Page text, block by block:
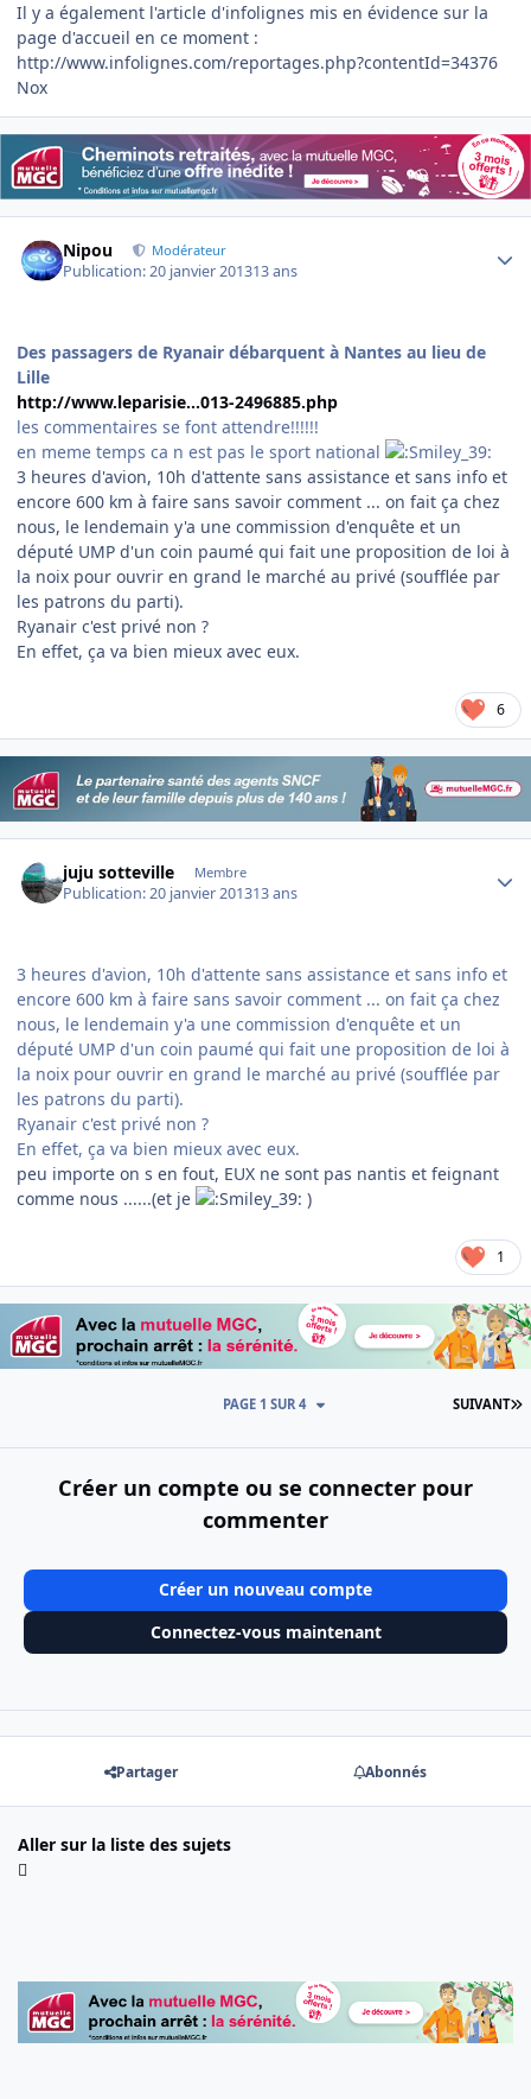
Il y a également l'article d'infolignes mis en évidence sur la
page d'accueil en ce moment :
http://www.infolignes.com/reportages.php?contentId=34376
Nox
Nipou Modérateur
Publication:20 janvier 201313 ans
Des passagers de Ryanair débarquent à Nantes au lieu de
Lille
http://www.leparisie...013-2496885.php
les commentaires se font attendre!!!!!!
en meme temps ca n est pas le sport national
3 heures d'avion, 10h d'attente sans assistance et sans info et
encore 600 km à faire sans savoir comment ... on fait ça chez
nous, le lendemain y'a une commission d'enquête et un
député UMP d'un coin paumé qui fait une proposition de loi à
la noix pour ouvrir en grand le marché au privé (soufflée par
les patrons du parti).
Ryanair c'est privé non ?
En effet, ça va bien mieux avec eux.
6
juju sotteville Membre
Publication:20 janvier 201313 ans
3 heures d'avion, 10h d'attente sans assistance et sans info et
encore 600 km à faire sans savoir comment ... on fait ça chez
nous, le lendemain y'a une commission d'enquête et un
député UMP d'un coin paumé qui fait une proposition de loi à
la noix pour ouvrir en grand le marché au privé (soufflée par
les patrons du parti).
Ryanair c'est privé non ?
En effet, ça va bien mieux avec eux.
peu importe on s en fout, EUX ne sont pas nantis et feignant
comme nous ......(et je
)
1
SUIVANT
PAGE 1 SUR 4
Créer un compte ou se connecter pour
commenter
Créer un nouveau compte
Connectez-vous maintenant
Partager Abonnés
Aller sur la liste des sujets